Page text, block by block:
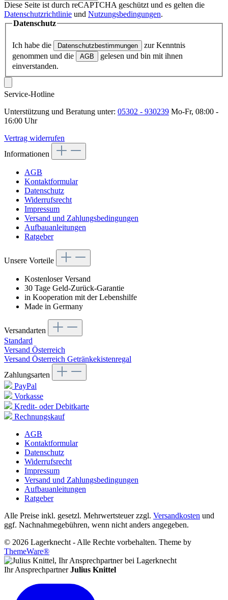
Diese Seite ist durch reCAPTCHA geschützt und es gelten die
Datenschutzrichtlinie und Nutzungsbedingungen.
Datenschutz
Ich habe die Datenschutzbestimmungen
zur Kenntnis
genommen und die
AGB
gelesen und bin mit ihnen
einverstanden.
Service-Hotline
Unterstützung und Beratung unter: 05302 - 930239 Mo-Fr, 08:00 -
16:00 Uhr
Vertrag widerrufen
Informationen
AGB
Kontaktformular
Datenschutz
Widerrufsrecht
Impressum
Versand und Zahlungsbedingungen
Aufbauanleitungen
Ratgeber
Unsere Vorteile
Kostenloser Versand
30 Tage Geld-Zurück-Garantie
in Kooperation mit der Lebenshilfe
Made in Germany
Versandarten
Standard
Versand Österreich
Versand Österreich Getränkekistenregal
Zahlungsarten
PayPal
Vorkasse
Kredit- oder Debitkarte
Rechnungskauf
AGB
Kontaktformular
Datenschutz
Widerrufsrecht
Impressum
Versand und Zahlungsbedingungen
Aufbauanleitungen
Ratgeber
Alle Preise inkl. gesetzl. Mehrwertsteuer zzgl. Versandkosten und
ggf. Nachnahmegebühren, wenn nicht anders angegeben.
© 2026 Lagerknecht - Alle Rechte vorbehalten. Theme by
ThemeWare®
Ihr Ansprechpartner Julius Knittel